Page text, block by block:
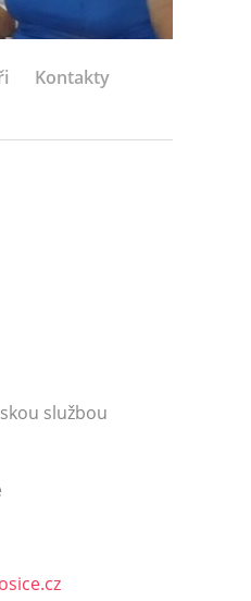
Kontakty
službou